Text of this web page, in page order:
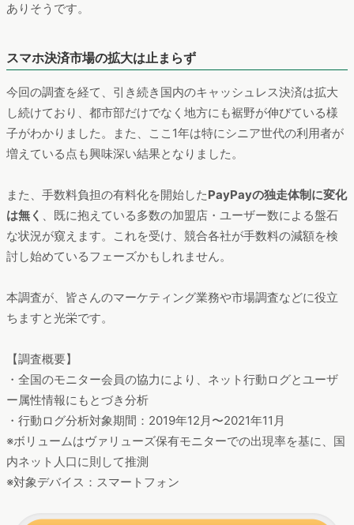
ありそうです。
スマホ決済市場の拡大は止まらず
今回の調査を経て、引き続き国内のキャッシュレス決済は拡大
し続けており、都市部だけでなく地方にも裾野が伸びている様
子がわかりました。また、ここ1年は特にシニア世代の利用者が
増えている点も興味深い結果となりました。
また、手数料負担の有料化を開始したPayPayの独走体制に変化
は無く 、既に抱えている多数の加盟店・ユーザー数による盤石
な状況が窺えます。これを受け、競合各社が手数料の減額を検
討し始めているフェーズかもしれません。
本調査が、皆さんのマーケティング業務や市場調査などに役立
ちますと光栄です。
【調査概要】
・全国のモニター会員の協力により、ネット行動ログとユーザ
ー属性情報にもとづき分析
・行動ログ分析対象期間：2019年12月〜2021年11月
※ボリュームはヴァリューズ保有モニターでの出現率を基に、国
内ネット人口に則して推測
※対象デバイス：スマートフォン